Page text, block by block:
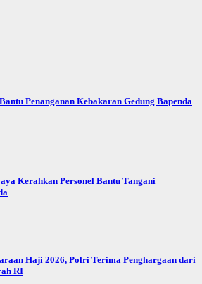
Penanganan Kebakaran Gedung Bapenda
Kerahkan Personel Bantu Tangani
Haji 2026, Polri Terima Penghargaan dari
RI